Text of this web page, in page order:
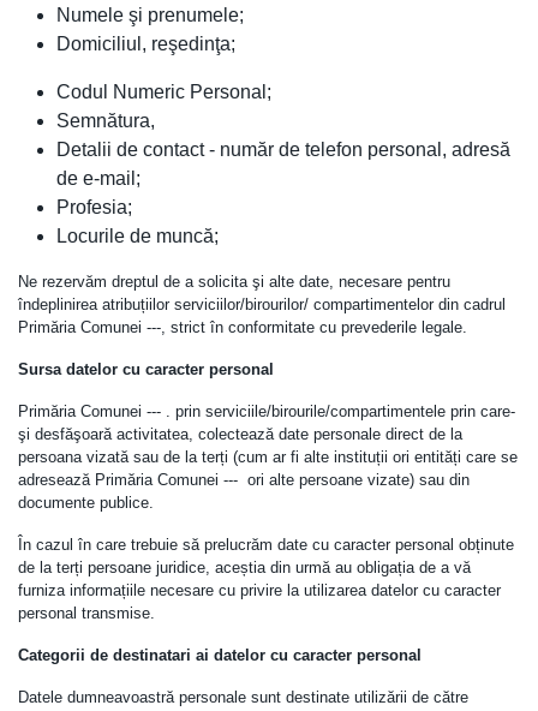
Numele şi prenumele;
Domiciliul, reşedinţa;
Codul Numeric Personal;
Semnătura,
Detalii de contact - număr de telefon personal, adresă
de e-mail;
Profesia;
Locurile de muncă;
Ne rezervăm dreptul de a solicita şi alte date, necesare pentru
îndeplinirea atribuțiilor serviciilor/birourilor/ compartimentelor din cadrul
Primăria Comunei ---, strict în conformitate cu prevederile legale.
Sursa datelor cu caracter personal
Primăria Comunei --- . prin serviciile/birourile/compartimentele prin care-
şi desfăşoară activitatea, colectează date personale direct de la
persoana vizată sau de la terți (cum ar fi alte instituții ori entități care se
adresează Primăria Comunei --- ori alte persoane vizate) sau din
documente publice.
În cazul în care trebuie să prelucrăm date cu caracter personal obținute
de la terți persoane juridice, aceștia din urmă au obligația de a vă
furniza informațiile necesare cu privire la utilizarea datelor cu caracter
personal transmise.
Categorii de destinatari ai datelor cu caracter personal
Datele dumneavoastră personale sunt destinate utilizării de către